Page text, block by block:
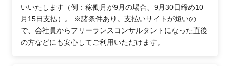
いいたします（例：稼働月が9月の場合、9月30日締め10
月15日支払）。 ※諸条件あり。支払いサイトが短いの
で、会社員からフリーランスコンサルタントになった直後
の方などにも安心してご利用いただけます。